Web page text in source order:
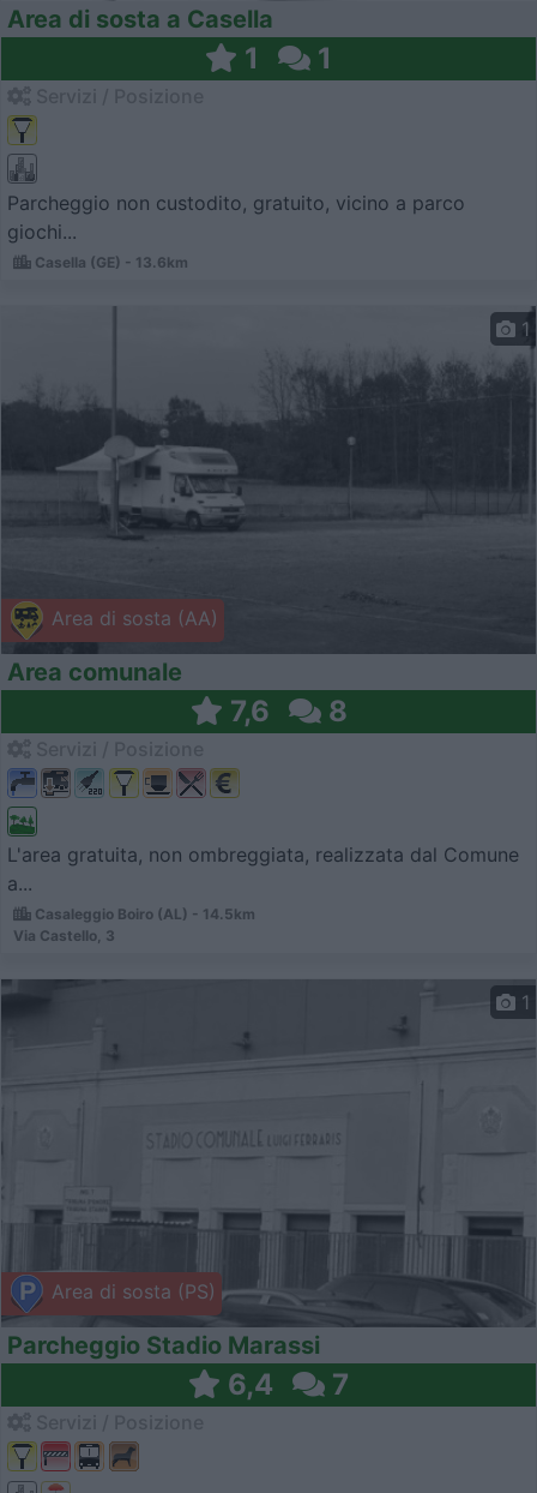
Area di sosta a Casella
1 1
Parcheggio non custodito, gratuito, vicino a parco
giochi...
Casella (GE) - 13.6km
Area di sosta (AA)
1
Area comunale
7,6 8
L'area gratuita, non ombreggiata, realizzata dal Comune
a...
Casaleggio Boiro (AL) - 14.5km
Via Castello, 3
Area di sosta (PS)
1
Parcheggio Stadio Marassi
6,4 7